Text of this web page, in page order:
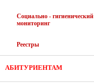
Социально - гигиенический
мониторинг
Реестры
АБИТУРИЕНТАМ